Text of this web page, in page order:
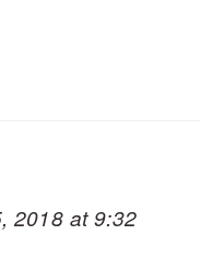
2018 at 9:32